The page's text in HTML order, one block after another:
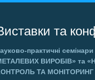
та
практичні
ВИРОБІВ» та
ТА МОНІТОРИНГ